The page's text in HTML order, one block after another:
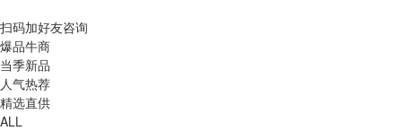
扫码加好友咨询
爆品牛商
当季新品
人气热荐
精选直供
ALL